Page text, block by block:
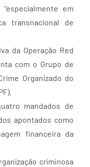
"especialmente em
transnacional de
da Operação Red
com o Grupo de
Organizado do
mandados de
apontados como
financeira da
criminosa